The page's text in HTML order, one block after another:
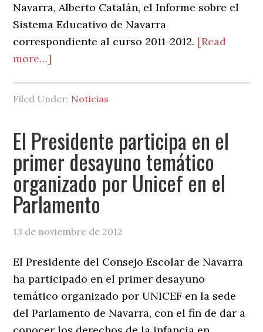
Navarra, Alberto Catalán, el Informe sobre el
Sistema Educativo de Navarra
correspondiente al curso 2011-2012. [Read
more…]
al
Informe
del
Sistema
Educativo
de
Navarra
2012
Filed Under: Noticias
El Presidente participa en el
primer desayuno temático
organizado por Unicef en el
Parlamento
13 de noviembre de 2012
El Presidente del Consejo Escolar de Navarra
ha participado en el primer desayuno
temático organizado por UNICEF en la sede
del Parlamento de Navarra, con el fin de dar a